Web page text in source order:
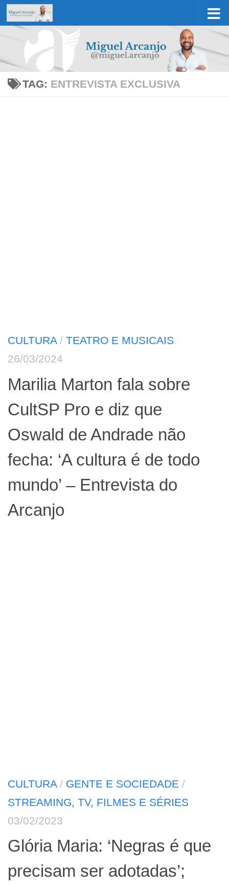
Skip to content
TAG: ENTREVISTA EXCLUSIVA
CULTURA/ TEATRO E MUSICAIS
26/03/2024
Marilia Marton fala sobre
CultSP Pro e diz que
Oswald de Andrade não
fecha: ‘A cultura é de todo
mundo’ – Entrevista do
Arcanjo
CULTURA/ GENTE E SOCIEDADE /
STREAMING, TV, FILMES E SÉRIES
03/02/2023
Glória Maria: ‘Negras é que
precisam ser adotadas’;